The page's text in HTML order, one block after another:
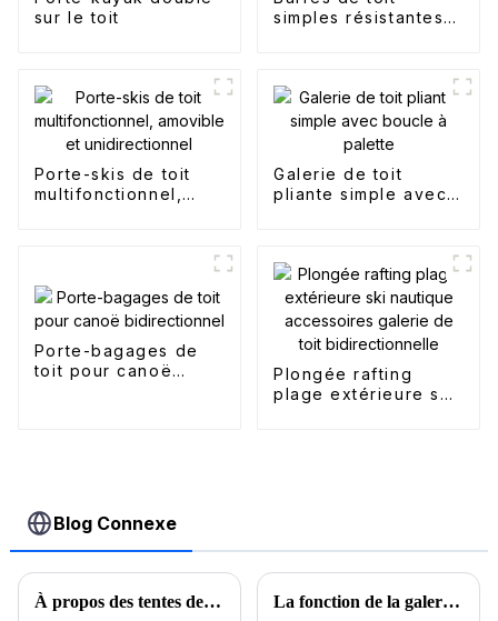
sur le toit
simples résistantes à
Porte-skis de toit
multifonctionnel,
Galerie de toit
pliante simple avec
Porte-bagages de
toit pour canoë
Plongée rafting
plage extérieure ski
Blog Connexe
À propos des tentes de chantier La fonction de la galerie de toit